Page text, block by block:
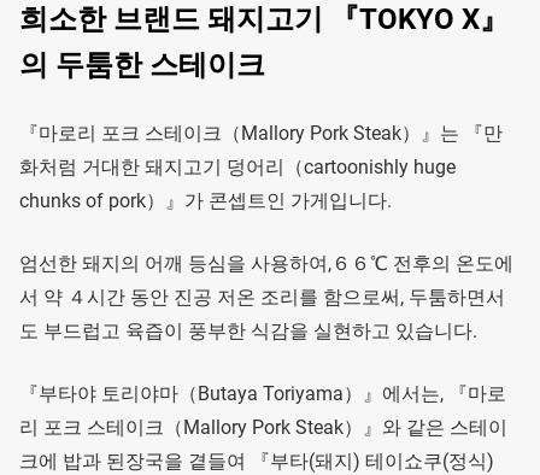
희소한 브랜드 돼지고기 『TOKYO X』
의 두툼한 스테이크
『마로리 포크 스테이크（Mallory Pork Steak）』는 『만
화처럼 거대한 돼지고기 덩어리（cartoonishly huge
chunks of pork）』가 콘셉트인 가게입니다.
엄선한 돼지의 어깨 등심을 사용하여,６６℃ 전후의 온도에
서 약 ４시간 동안 진공 저온 조리를 함으로써, 두툼하면서
도 부드럽고 육즙이 풍부한 식감을 실현하고 있습니다.
『부타야 토리야마（Butaya Toriyama）』에서는, 『마로
리 포크 스테이크（Mallory Pork Steak）』와 같은 스테이
크에 밥과 된장국을 곁들여 『부타(돼지) 테이쇼쿠(정식)